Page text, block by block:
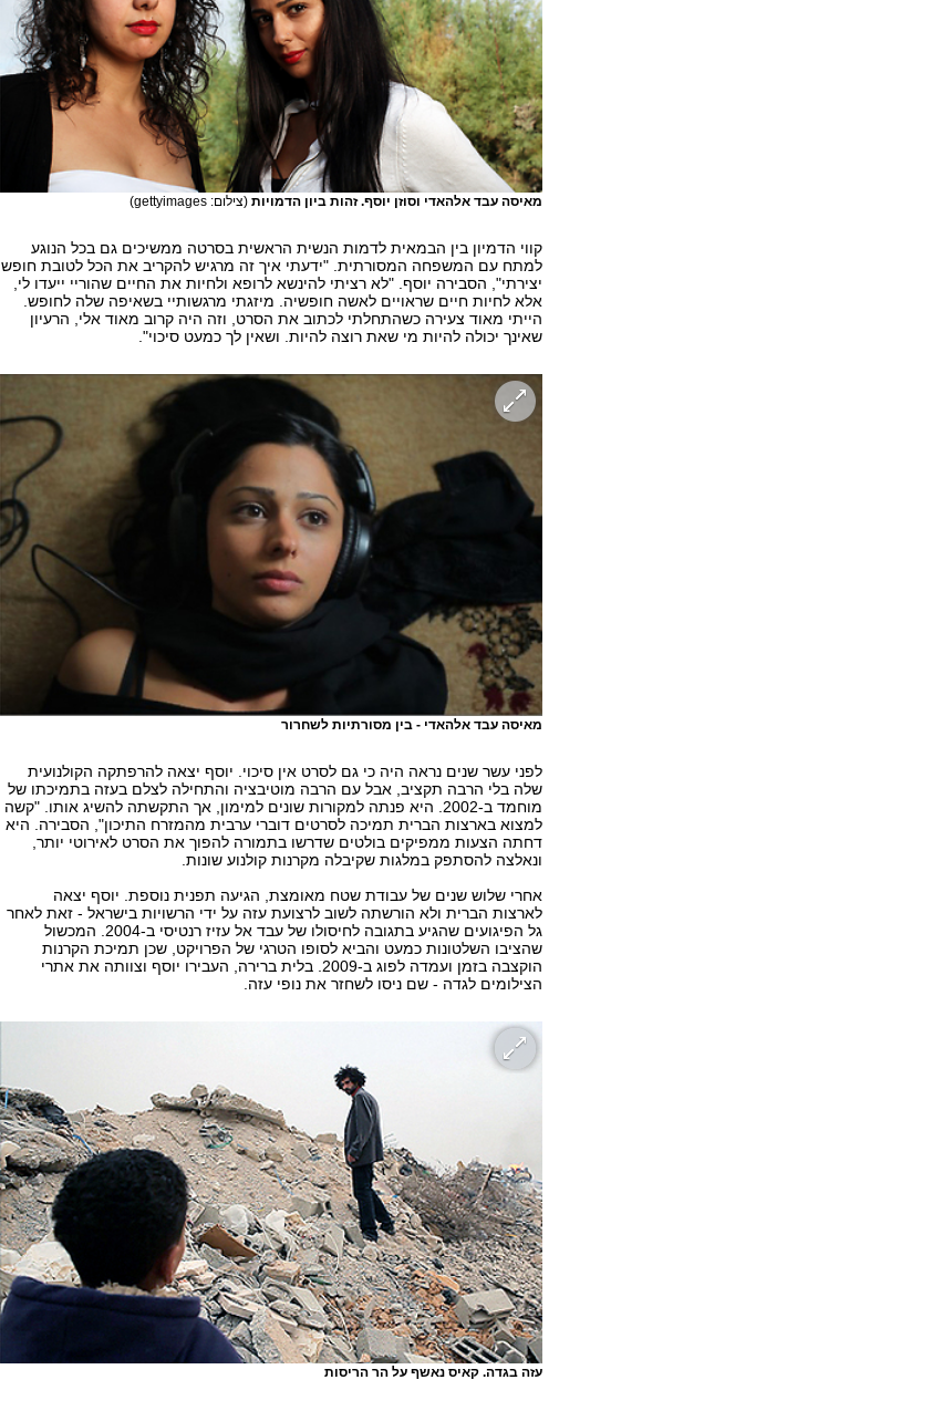
מאיסה עבד אלהאדי וסוזן יוסף. זהות ביון הדמויות (צילום: gettyimages)
קווי הדמיון בין הבמאית לדמות הנשית הראשית בסרטה ממשיכים גם בכל הנוגע
למתח עם המשפחה המסורתית. "ידעתי איך זה מרגיש להקריב את הכל לטובת חופש
יצירתי", הסבירה יוסף. "לא רציתי להינשא לרופא ולחיות את החיים שהוריי ייעדו לי,
אלא לחיות חיים שראויים לאשה חופשיה. מיזגתי מרגשותיי בשאיפה שלה לחופש.
הייתי מאוד צעירה כשהתחלתי לכתוב את הסרט, וזה היה קרוב מאוד אלי, הרעיון
שאינך יכולה להיות מי שאת רוצה להיות. ושאין לך כמעט סיכוי".
מאיסה עבד אלהאדי - בין מסורתיות לשחרור
לפני עשר שנים נראה היה כי גם לסרט אין סיכוי. יוסף יצאה להרפתקה הקולנועית
שלה בלי הרבה תקציב, אבל עם הרבה מוטיבציה והתחילה לצלם בעזה בתמיכתו של
מוחמד ב-2002. היא פנתה למקורות שונים למימון, אך התקשתה להשיג אותו. "קשה
למצוא בארצות הברית תמיכה לסרטים דוברי ערבית מהמזרח התיכון", הסבירה. היא
דחתה הצעות ממפיקים בולטים שדרשו בתמורה להפוך את הסרט לאירוטי יותר,
ונאלצה להסתפק במלגות שקיבלה מקרנות קולנוע שונות.
אחרי שלוש שנים של עבודת שטח מאומצת, הגיעה תפנית נוספת. יוסף יצאה
לארצות הברית ולא הורשתה לשוב לרצועת עזה על ידי הרשויות בישראל - זאת לאחר
גל הפיגועים שהגיע בתגובה לחיסולו של עבד אל עזיז רנטיסי ב-2004. המכשול
שהציבו השלטונות כמעט והביא לסופו הטרגי של הפרויקט, שכן תמיכת הקרנות
הוקצבה בזמן ועמדה לפוג ב-2009. בלית ברירה, העבירו יוסף וצוותה את אתרי
הצילומים לגדה - שם ניסו לשחזר את נופי עזה.
עזה בגדה. קאיס נאשף על הר הריסות